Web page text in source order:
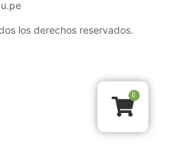
0
los derechos reservados.